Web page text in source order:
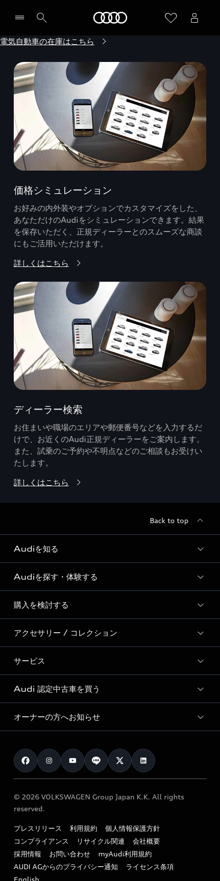
電気自動車の在庫はこちら
価格シミュレーション
お好みの内外装やオプションでカスタマイズをした、
あなただけのAudiをシミュレーションできます。結果
を保存いただく、正規ディーラーとのスムーズな商談
にもご活用いただけます。
詳しくはこちら
ディーラー検索
お住まいや職場のエリアや郵便番号などを入力するだ
けで、お近くのAudi正規ディーラーをご案内します。
また、試乗のご予約や不明点などのご相談もお受けい
たします。
詳しくはこちら
Back to top
Audiを知る
Audi ブランド
Story of Progress
Audi Sport
Formula 1®
デジタルサービス
Audiを探す・体験する
ディーラー検索
新車在庫検索
試乗車・展示車検索
見積り依頼
試乗予約
購入を検討する
モデル一覧
特別仕様モデル / 限定モデル
e-tronラインアップ
価格シミュレーション
車両比較
カタログ一覧
アクセサリー / コレクション
純正アクセサリー
オンラインショップ
Audi collection
アウディナビアプリ
サービス
サービス入庫予約
サービスプログラム
メンテナンス
車検 / 定期点検
e-tronアフターサポート
myAudi
Audi 認定中古車を買う
Audi認定中古車
クオリティ
保証
メンテナンス
ファイナンス
キャンペーン / イベント
買取査定
オーナーの方へお知らせ
お知らせ
オーナー様向けキャンペーン
特定整備適用車一覧
リサイクル法
よくある質問（FAQ）
© 2026 VOLKSWAGEN Group Japan K.K. All rights
reserved.
プレスリリース 利用規約
個人情報保護方針
コンプライアンス
リサイクル関連
会社概要
採用情報
お問い合わせ
myAudi利用規約
AUDI AGからのプライバシー通知
ライセンス条項
English